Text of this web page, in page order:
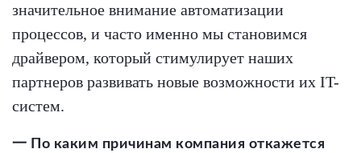
значительное внимание автоматизации
процессов, и часто именно мы становимся
драйвером, который стимулирует наших
партнеров развивать новые возможности их IT-
систем.
一 По каким причинам компания откажется